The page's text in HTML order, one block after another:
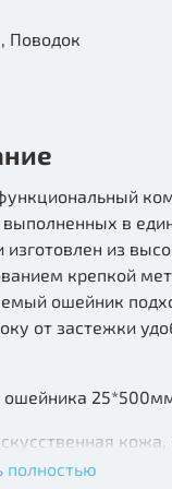
Ошейник, Поводок
в
изготовлен из
крепкой
ошейник
от застежки
полностью